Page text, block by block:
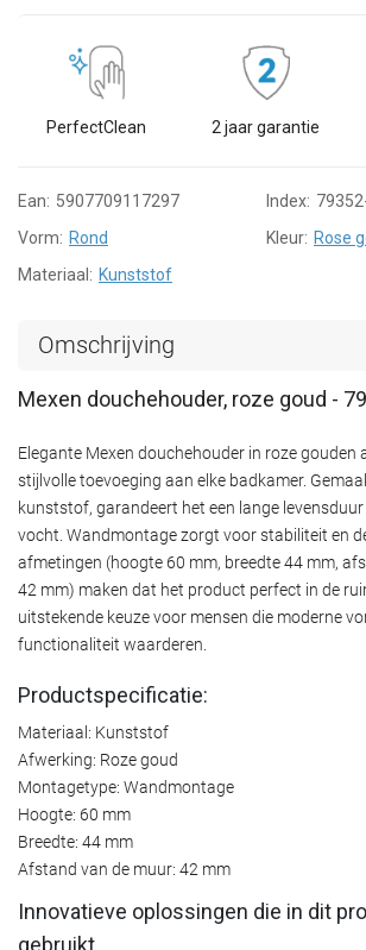
PerfectClean 2 jaar garantie
Ean: 5907709117297 Index:
Vorm: Rond Kleur: Rose
Materiaal: Kunststof
Omschrijving
Mexen douchehouder, roze goud -
Elegante Mexen douchehouder in roze gouden
stijlvolle toevoeging aan elke badkamer.
kunststof, garandeert het een lange
vocht. Wandmontage zorgt voor stabiliteit en
afmetingen (hoogte 60 mm, breedte 44 mm,
42 mm) maken dat het product perfect in de
uitstekende keuze voor mensen die moderne
functionaliteit waarderen.
Productspecificatie:
Materiaal: Kunststof
Afwerking: Roze goud
Montagetype: Wandmontage
Hoogte: 60 mm
Breedte: 44 mm
Afstand van de muur: 42 mm
Innovatieve oplossingen die in dit
gebruikt